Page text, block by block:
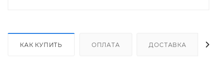
КАК КУПИТЬ ОПЛАТА ДОСТАВКА